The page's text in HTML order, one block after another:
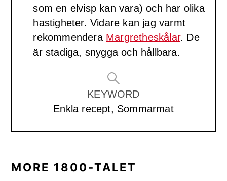
som en elvisp kan vara) och har olika
hastigheter. Vidare kan jag varmt
rekommendera Margretheskålar. De
är stadiga, snygga och hållbara.
KEYWORD
Enkla recept, Sommarmat
MORE 1800-TALET